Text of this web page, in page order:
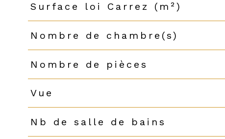
Surface loi Carrez (m²)
Nombre de chambre(s)
Nombre de pièces
Vue
Nb de salle de bains